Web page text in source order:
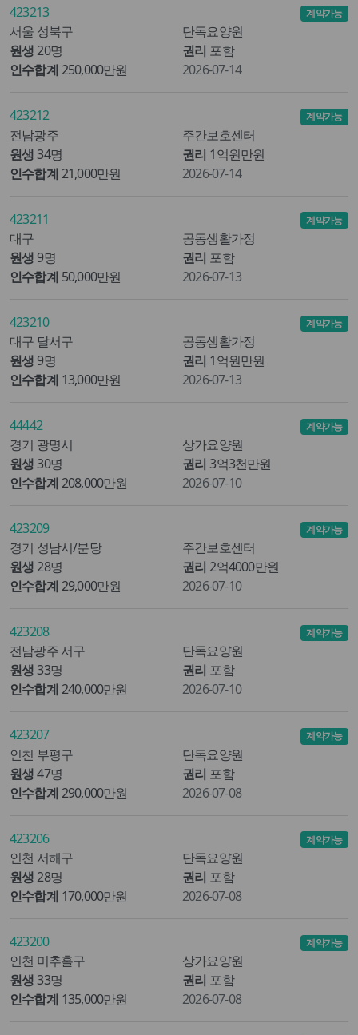
423213
서울 성북구
단독요양원
원생 20명 권리 포함
인수합계250,000만원
계약가능
2026-07-14
423212
전남광주
주간보호센터
원생 34명 권리 1억원만원
인수합계21,000만원
계약가능
2026-07-14
423211
대구
공동생활가정
원생 9명 권리 포함
인수합계 50,000만원
계약가능
2026-07-13
423210
대구 달서구
공동생활가정
원생 9명 권리 1억원만원
인수합계 13,000만원
계약가능
2026-07-13
44442
경기 광명시
상가요양원
원생 30명 권리 3억3천만원
인수합계208,000만원
계약가능
2026-07-10
423209
경기 성남시/분당
주간보호센터
원생 28명 권리 2억4000만원
인수합계29,000만원
계약가능
2026-07-10
423208
전남광주 서구
단독요양원
원생 33명 권리 포함
인수합계240,000만원
계약가능
2026-07-10
423207
인천 부평구
단독요양원
원생 47명 권리 포함
인수합계290,000만원
계약가능
2026-07-08
423206
인천 서해구
단독요양원
원생 28명 권리 포함
인수합계 170,000만원
계약가능
2026-07-08
423200
인천 미추홀구
상가요양원
원생 33명 권리 포함
인수합계 135,000만원
계약가능
2026-07-08